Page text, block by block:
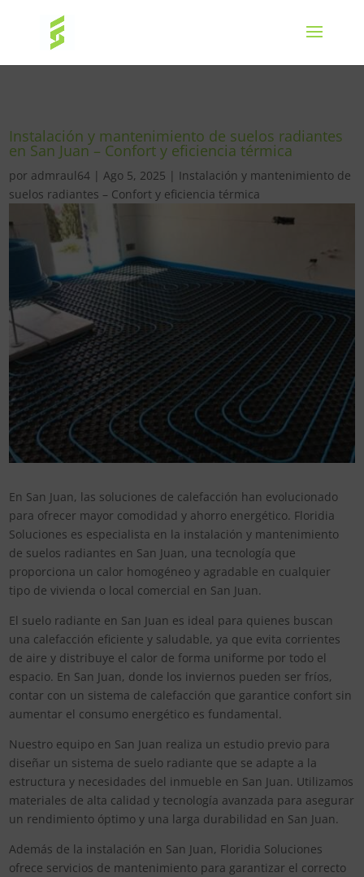
Instalación y mantenimiento de suelos radiantes
en San Juan – Confort y eficiencia térmica
por admraul64 |Ago 5, 2025 | Instalación y mantenimiento de
suelos radiantes – Confort y eficiencia térmica
En San Juan, las soluciones de calefacción han evolucionado
para ofrecer mayor comodidad y ahorro energético. Floridia
Soluciones es especialista en la instalación y mantenimiento
de suelos radiantes en San Juan, una tecnología que
proporciona un calor homogéneo y agradable en cualquier
tipo de vivienda o local comercial en San Juan.
El suelo radiante en San Juan es ideal para quienes buscan
una calefacción eficiente y saludable, ya que evita corrientes
de aire y distribuye el calor de forma uniforme por todo el
espacio. En San Juan, donde los inviernos pueden ser fríos,
contar con un sistema de calefacción que garantice confort sin
aumentar el consumo energético es fundamental.
Nuestro equipo en San Juan realiza un estudio previo para
diseñar un sistema de suelo radiante que se adapte a la
estructura y necesidades del inmueble en San Juan. Utilizamos
materiales de alta calidad y tecnología avanzada para asegurar
un rendimiento óptimo y una larga durabilidad en San Juan.
Además de la instalación en San Juan, Floridia Soluciones
ofrece servicios de mantenimiento para garantizar el correcto